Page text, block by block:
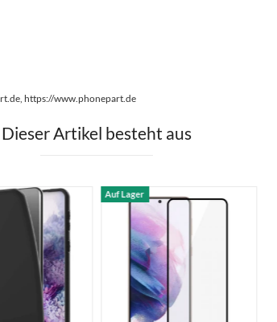
https://www.phonepart.de
Dieser Artikel besteht aus
Auf Lager